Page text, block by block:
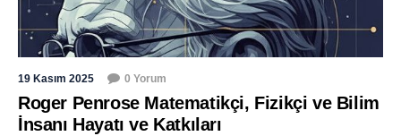
19 Kasım 2025 0 Yorum
Roger Penrose Matematikçi, Fizikçi ve Bilim
İnsanı Hayatı ve Katkıları